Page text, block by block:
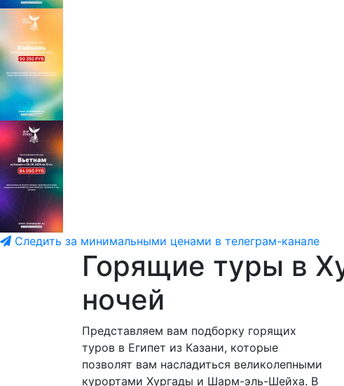
Следить за минимальными ценами в телеграм-канале
Горящие туры в
ночей
Представляем вам подборку горящих
туров в Египет из Казани, которые
позволят вам насладиться великолепными
курортами Хургады и Шарм-эль-Шейха. В